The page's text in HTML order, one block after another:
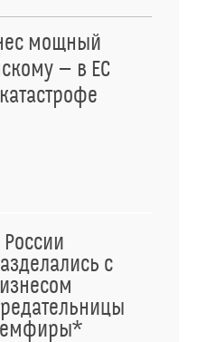
мощный
— в ЕС
России
с